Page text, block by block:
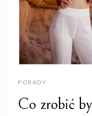
PORADY
Co zrobić